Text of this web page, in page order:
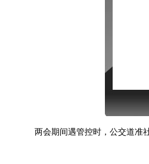
两会期间遇管控时，公交道准社